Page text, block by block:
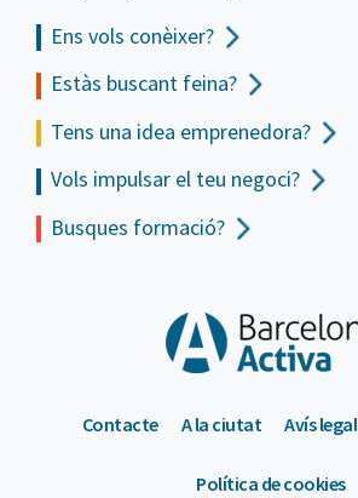
Ens vols conèixer?
Estàs buscant feina?
Tens una idea emprenedora?
Vols impulsar el teu negoci?
Busques formació?
Contacte A la ciutat Avís legal
Política de cookies